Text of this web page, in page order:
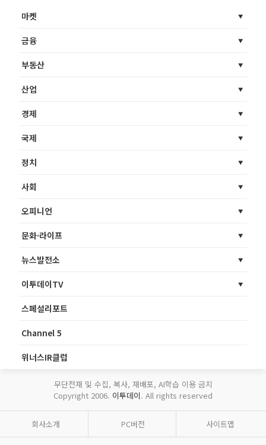
마켓
금융
부동산
산업
경제
국제
정치
사회
오피니언
문화·라이프
뉴스발전소
이투데이TV
스페셜리포트
Channel 5
위너스IR클럽
무단전재 및 수집, 복사, 재배포, AI학습 이용 금지
Copyright 2006. 이투데이. All rights reserved
회사소개 PC버전 사이트맵